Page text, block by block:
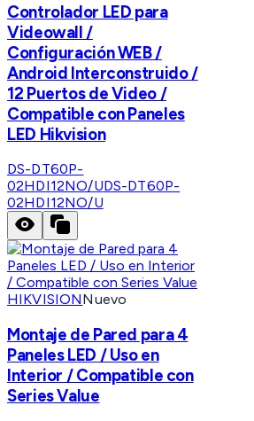
Controlador LED para
Videowall /
Configuración WEB /
Android Interconstruido /
12 Puertos de Video /
Compatible con Paneles
LED Hikvision
DS-DT60P-
02HDI12NO/UDS-DT60P-
02HDI12NO/U
HIKVISIONNuevo
Montaje de Pared para 4
Paneles LED / Uso en
Interior / Compatible con
Series Value